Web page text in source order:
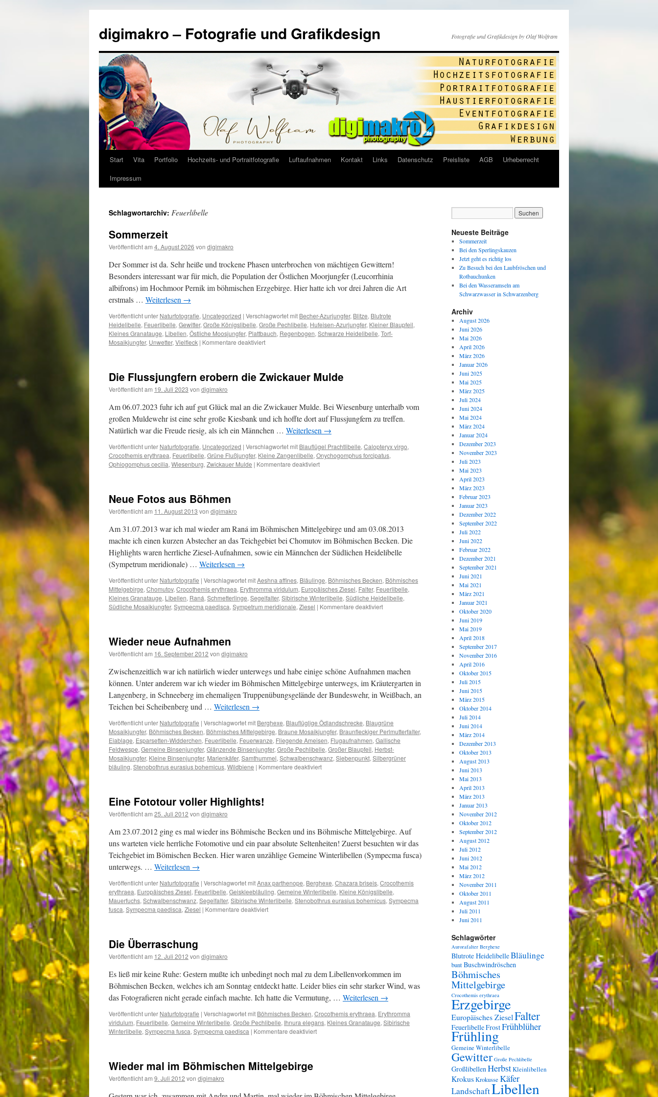
springen
digimakro – Fotografie und Grafikdesign Fotografie und Grafikdesign by Olaf Wolfram
Start Vita Portfolio Hochzeits- und Portraitfotografie Luftaufnahmen Kontakt Links Datenschutz Preisliste AGB
Urheberrecht
Impressum
Schlagwortarchiv: Feuerlibelle
Sommerzeit
Veröffentlicht am 4. August 2026 von digimakro
Der Sommer ist da. Sehr heiße und trockene Phasen unterbrochen von mächtigen Gewittern!
Besonders interessant war für mich, die Population der Östlichen Moorjungfer (Leucorrhinia
albifrons) im Hochmoor Pernik im böhmischen Erzgebirge. Hier hatte ich vor drei Jahren die Art
erstmals … Weiterlesen →
Veröffentlicht unter Naturfotografie, Uncategorized | Verschlagwortet mit Becher-Azurjungfer, Blitze, Blutrote
Heidelibelle, Feuerlibelle, Gewitter, Große Königslibelle, Große Pechlibelle, Hufeisen-Azurjungfer, Kleiner Blaupfeil,
Kleines Granatauge, Libellen, Östliche Moosjungfer, Plattbauch, Regenbogen, Schwarze Heidelibelle, Torf-
Mosaikjungfer, Unwetter, Vielfleck | Kommentare deaktiviertfür
Die Flussjungfern erobern die Zwickauer Mulde
Veröffentlicht am 19. Juli 2023 von digimakro
Am 06.07.2023 fuhr ich auf gut Glück mal an die Zwickauer Mulde. Bei Wiesenburg unterhalb vom
großen Muldewehr ist eine sehr große Kiesbank und ich hoffte dort auf Flussjungfern zu treffen.
Natürlich war die Freude riesig, als ich ein Männchen … Weiterlesen →
Veröffentlicht unter Naturfotografie, Uncategorized | Verschlagwortet mit Blauflügel Prachtlibelle, Calopteryx virgo,
Crocothemis erythraea, Feuerlibelle, Grüne Flußjungfer, Kleine Zangenlibelle, Onychogomphus forcipatus,
Ophiogomphus cecilia, Wiesenburg, Zwickauer Mulde | Kommentare deaktiviertfür
Neue Fotos aus Böhmen
Veröffentlicht am 11. August 2013 von digimakro
Am 31.07.2013 war ich mal wieder am Raná im Böhmischen Mittelgebirge und am 03.08.2013
machte ich einen kurzen Abstecher an das Teichgebiet bei Chomutov im Böhmischen Becken. Die
Highlights waren herrliche Ziesel-Aufnahmen, sowie ein Männchen der Südlichen Heidelibelle
(Sympetrum meridionale) … Weiterlesen →
Veröffentlicht unter Naturfotografie | Verschlagwortet mitAeshna affines, Bläulinge, Böhmisches Becken, Böhmisches
Mittelgebirge, Chomutov, Crocothemis erythraea, Erythromma viridulum, Europäisches Ziesel, Falter, Feuerlibelle,
Kleines Granatauge, Libellen, Raná, Schmetterlinge, Segelfalter, Sibirische Winterlibelle, Südliche Heidelibelle,
Südliche Mosaikjungfer, Sympecma paedisca, Sympetrum meridionale, Ziesel | Kommentare deaktiviertfür
Wieder neue Aufnahmen
Veröffentlicht am 16. September 2012 von digimakro
Zwischenzeitlich war ich natürlich wieder unterwegs und habe einige schöne Aufnahmen machen
können. Unter anderem war ich wieder im Böhmischen Mittelgebirge unterwegs, im Kräutergarten in
Langenberg, in Schneeberg im ehemaligen Truppenübungsgelände der Bundeswehr, in Weißbach, an
Teichen bei Scheibenberg und … Weiterlesen →
Veröffentlicht unter Naturfotografie | Verschlagwortet mit Berghexe, Blauflüglige Ödlandschrecke, Blaugrüne
Mosaikjungfer, Böhmisches Becken, Böhmisches Mittelgebirge, Braune Mosaikjungfer, Braunfleckiger Perlmutterfalter,
Eiablage, Esparsetten-Widderchen, Feuerlibelle, Feuerwanze, Fliegende Ameisen, Flugaufnahmen, Gallische
Feldwespe, Gemeine Binsenjungfer, Glänzende Binsenjungfer, Große Pechlibelle, Großer Blaupfeil, Herbst-
Mosaikjungfer, Kleine Binsenjungfer, Marienkäfer, Samthummel, Schwalbenschwanz, Siebenpunkt, Silbergrüner
bläuling, Stenobothrus eurasius bohemicus, Wildbiene | Kommentare deaktiviertfür
Eine Fototour voller Highlights!
Veröffentlicht am 25. Juli 2012 von digimakro
Am 23.07.2012 ging es mal wieder ins Böhmische Becken und ins Böhmische Mittelgebirge. Auf
uns warteten viele herrliche Fotomotive und ein paar absolute Seltenheiten! Zuerst besuchten wir das
Teichgebiet im Bömischen Becken. Hier waren unzählige Gemeine Winterlibellen (Sympecma fusca)
unterwegs. … Weiterlesen →
Veröffentlicht unter Naturfotografie | Verschlagwortet mitAnax parthenope, Berghexe, Chazara briseis, Crocothemis
erythraea, Europäisches Ziesel, Feuerlibelle, Geiskleebläuling, Gemeine Winterlibelle, Kleine Königslibelle,
Mauerfuchs, Schwalbenschwanz, Segelfalter, Sibirische Winterlibelle, Stenobothrus eurasius bohemicus, Sympecma
fusca, Sympecma paedisca, Ziesel | Kommentare deaktiviertfür
Die Überraschung
Veröffentlicht am 12. Juli 2012 von digimakro
Es ließ mir keine Ruhe: Gestern mußte ich unbedingt noch mal zu dem Libellenvorkommen im
Böhmischen Becken, welches ich am Sonntag entdeckt hatte. Leider blies ein sehr starker Wind, was
das Fotografieren nicht gerade einfach machte. Ich hatte die Vermutung, … Weiterlesen →
Veröffentlicht unter Naturfotografie | Verschlagwortet mit Böhmisches Becken, Crocothemis erythraea, Erythromma
viridulum, Feuerlibelle, Gemeine Winterlibelle, Große Pechlibelle, Ihnura elegans, Kleines Granatauge, Sibirische
Winterlibelle, Sympecma fusca, Sympecma paedisca | Kommentare deaktiviertfür
Wieder mal im Böhmischen Mittelgebirge
Veröffentlicht am 9. Juli 2012 von digimakro
Neueste Beiträge
Sommerzeit
Bei den Sperlingskauzen
Jetzt geht es richtig los
Zu Besuch bei den Laubfröschen und
Rotbauchunken
Bei den Wasseramseln am
Schwarzwasser in Schwarzenberg
Archiv
August 2026
Juni 2026
Mai 2026
April 2026
März 2026
Januar 2026
Juni 2025
Mai 2025
März 2025
Juli 2024
Juni 2024
Mai 2024
März 2024
Januar 2024
Dezember 2023
November 2023
Juli 2023
Mai 2023
April 2023
März 2023
Februar 2023
Januar 2023
Dezember 2022
September 2022
Juli 2022
Juni 2022
Februar 2022
Dezember 2021
September 2021
Juni 2021
Mai 2021
März 2021
Januar 2021
Oktober 2020
Juni 2019
Mai 2019
April 2018
September 2017
November 2016
April 2016
Oktober 2015
Juli 2015
Juni 2015
März 2015
Oktober 2014
Juli 2014
Juni 2014
März 2014
Dezember 2013
Oktober 2013
August 2013
Juni 2013
Mai 2013
April 2013
März 2013
Januar 2013
November 2012
Oktober 2012
September 2012
August 2012
Juli 2012
Juni 2012
Mai 2012
März 2012
November 2011
Oktober 2011
August 2011
Juli 2011
Juni 2011
Schlagwörter
Aurorafalter Berghexe
Blutrote HeidelibelleBläulinge
buntBuschwindröschen
Böhmisches
Mittelgebirge
Crocothemis erythraea
Erzgebirge
Europäisches ZieselFalter
FeuerlibelleFrostFrühblüher
Frühling
Gemeine Winterlibelle
Gewitter Große Pechlibelle
GroßlibellenHerbstKleinlibellen
KrokusKrokusse Käfer
LandschaftLibellen